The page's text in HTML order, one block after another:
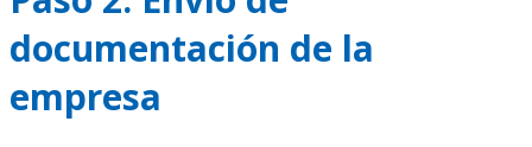
documentación de la
empresa